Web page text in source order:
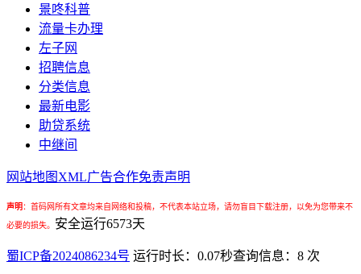
景咚科普
流量卡办理
左子网
招聘信息
分类信息
最新电影
助贷系统
中继间
网站地图 XML广告合作免责声明
声明： 首码网所有文章均来自网络和投稿，不代表本站立场，请勿盲目下载注册，以免为您带来不
必要的损失。 安全运行6573天
蜀ICP备2024086234号 运行时长：0.07秒查询信息：8 次